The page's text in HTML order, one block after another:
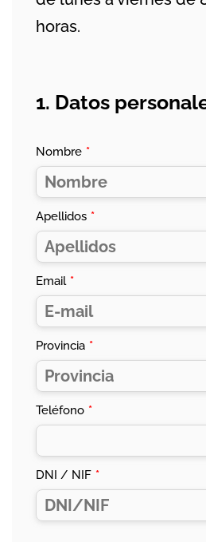
horas.
1. Datos
Nombre *
Apellidos *
Email *
Provincia *
Teléfono *
DNI / NIF *